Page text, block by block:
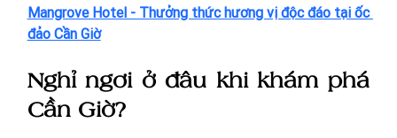
Mangrove Hotel - Thưởng thức hương vị độc đáo tại ốc
đảo Cần Giờ
Nghỉ ngơi ở đâu khi khám phá
Cần Giờ?